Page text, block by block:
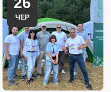
ЧЕР